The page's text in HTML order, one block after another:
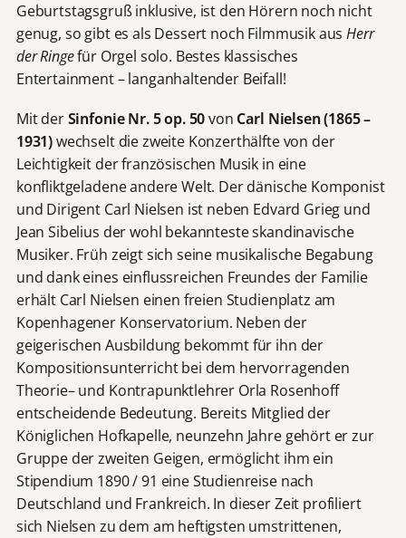
Geburtstagsgruß inklusive, ist den Hörern noch nicht
genug, so gibt es als Dessert noch Filmmusik ausHerr
der Ringefür Orgel solo. Bestes klassisches
Entertainment – langanhaltender Beifall!
Mit derSinfonie Nr. 5 op. 50von Carl Nielsen (1865 –
1931)wechselt die zweite Konzerthälfte von der
Leichtigkeit der französischen Musik in eine
konfliktgeladene andere Welt. Der dänische Komponist
und Dirigent Carl Nielsen ist neben Edvard Grieg und
Jean Sibelius der wohl bekannteste skandinavische
Musiker. Früh zeigt sich seine musikalische Begabung
und dank eines einflussreichen Freundes der Familie
erhält Carl Nielsen einen freien Studienplatz am
Kopenhagener Konservatorium. Neben der
geigerischen Ausbildung bekommt für ihn der
Kompositionsunterricht bei dem hervorragenden
Theorie– und Kontrapunktlehrer Orla Rosenhoff
entscheidende Bedeutung. Bereits Mitglied der
Königlichen Hofkapelle, neunzehn Jahre gehört er zur
Gruppe der zweiten Geigen, ermöglicht ihm ein
Stipendium 1890 / 91 eine Studienreise nach
Deutschland und Frankreich. In dieser Zeit profiliert
sich Nielsen zu dem am heftigsten umstrittenen,